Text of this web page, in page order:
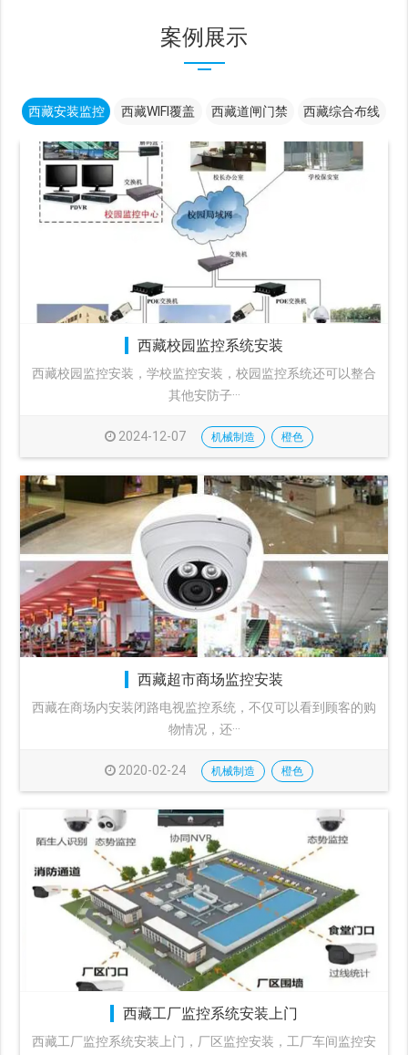
案例展示
西藏安装监控 西藏WIFI覆盖 西藏道闸门禁 西藏综合布线
西藏校园监控系统安装
西藏校园监控安装，学校监控安装，校园监控系统还可以整合
其他安防子···
2024-12-07 机械制造 橙色
西藏超市商场监控安装
西藏在商场内安装闭路电视监控系统，不仅可以看到顾客的购
物情况，还···
2020-02-24 机械制造 橙色
西藏工厂监控系统安装上门
西藏工厂监控系统安装上门，厂区监控安装，工厂车间监控安